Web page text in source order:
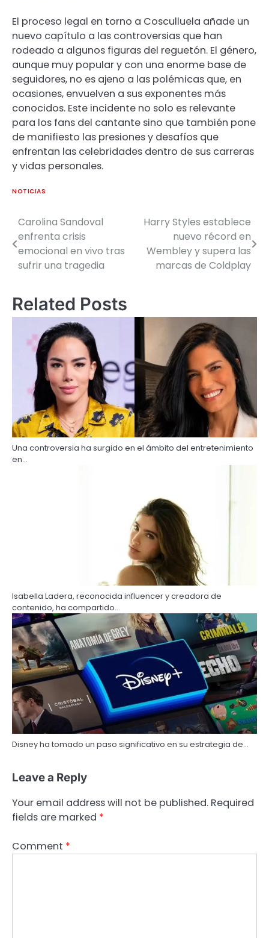
El proceso legal en torno a Cosculluela añade un
nuevo capítulo a las controversias que han
rodeado a algunos figuras del reguetón. El género,
aunque muy popular y con una enorme base de
seguidores, no es ajeno a las polémicas que, en
ocasiones, envuelven a sus exponentes más
conocidos. Este incidente no solo es relevante
para los fans del cantante sino que también pone
de manifiesto las presiones y desafíos que
enfrentan las celebridades dentro de sus carreras
y vidas personales.
NOTICIAS
Carolina Sandoval
enfrenta crisis
emocional en vivo tras
sufrir una tragedia
Harry Styles establece
nuevo récord en
Wembley y supera las
marcas de Coldplay
Related Posts
Una controversia ha surgido en el ámbito del entretenimiento
en…
Isabella Ladera, reconocida influencer y creadora de
contenido, ha compartido…
Disney ha tomado un paso significativo en su estrategia de…
Leave a Reply
Your email address will not be published. Required
fields are marked *
Comment *